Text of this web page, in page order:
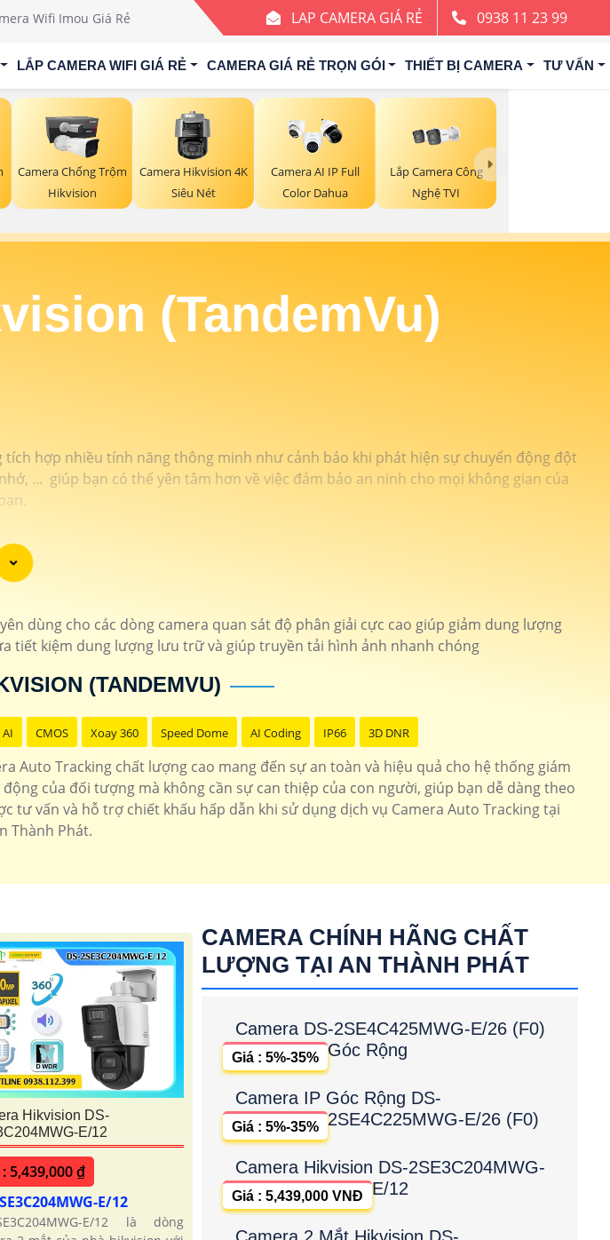
Wifi Imou Giá Rẻ LAP CAMERA GIÁ RẺ 0938 11 23 99
LẮP CAMERA WIFI GIÁ RẺ CAMERA GIÁ RẺ TRỌN GÓI THIẾT BỊ CAMERA TƯ VẤN
Camera Chống Trộm
Hikvision
Camera Hikvision 4K
Siêu Nét
Camera AI IP Full
Color Dahua
Lắp Camera Công
Nghệ TVI
(TandemVu)
hợp nhiều tính năng thông minh như cảnh báo khi phát hiện sự chuyển động đột
... giúp bạn có thể yên tâm hơn về việc đảm bảo an ninh cho mọi không gian của
dùng cho các dòng camera quan sát độ phân giải cực cao giúp giảm dung lượng
tiết kiệm dung lượng lưu trữ và giúp truyền tải hình ảnh nhanh chóng
(TANDEMVU)
AI CMOS Xoay 360 Speed Dome AI Coding IP66 3D DNR
Auto Tracking chất lượng cao mang đến sự an toàn và hiệu quả cho hệ thống giám
của đối tượng mà không cần sự can thiệp của con người, giúp bạn dễ dàng theo
vấn và hỗ trợ chiết khấu hấp dẫn khi sử dụng dịch vụ Camera Auto Tracking tại
Thành Phát.
Hikvision DS-
E/12
5,439,000 ₫
E/12
E/12 là dòng
CAMERA CHÍNH HÃNG CHẤT
LƯỢNG TẠI AN THÀNH PHÁT
Camera DS-2SE4C425MWG-E/26 (F0)
Góc Rộng
Giá : 5%-35%
Camera IP Góc Rộng DS-
2SE4C225MWG-E/26 (F0)
Giá : 5%-35%
Camera Hikvision DS-2SE3C204MWG-
E/12
Giá : 5,439,000 VNĐ